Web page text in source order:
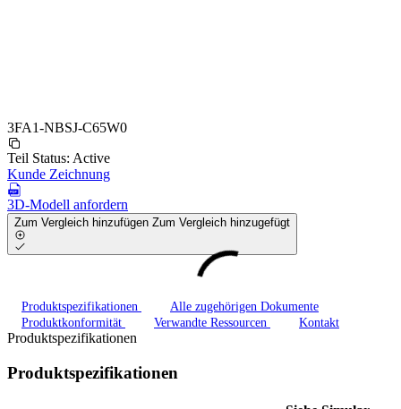
3FA1-NBSJ-C65W0
Teil Status: Active
Kunde Zeichnung
3D-Modell anfordern
Zum Vergleich hinzufügen Zum Vergleich hinzugefügt
Produktspezifikationen
Alle zugehörigen Dokumente
Produktkonformität
Verwandte Ressourcen Kontakt
Produktspezifikationen
Produktspezifikationen